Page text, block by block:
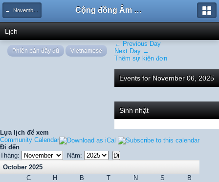
← November 2025 Cộng đồng Âm nhạc Sound Says
Lịch
← Previous Day
Next Day →
Thêm sự kiện đơn
Events for November 06, 2025
Sinh nhật
Lựa lịch để xem
Community Calendar
Đi đến
Tháng:
Năm:
October 2025
C
H B T N S
B
Phiên bản đầy đủ Vietnamese